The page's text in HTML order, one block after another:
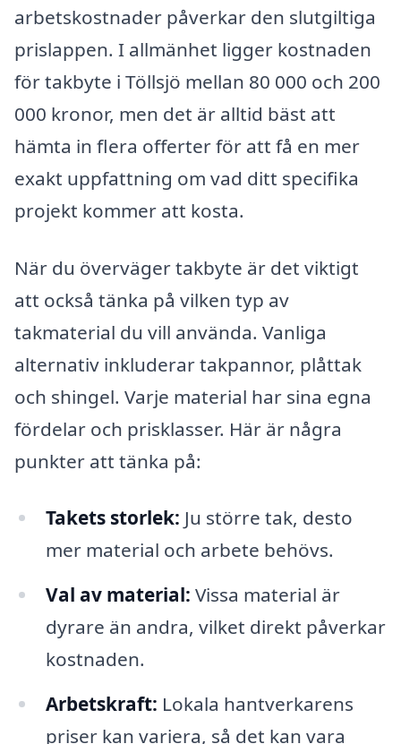
arbetskostnader påverkar den slutgiltiga
prislappen. I allmänhet ligger kostnaden
för takbyte i Töllsjö mellan 80 000 och 200
000 kronor, men det är alltid bäst att
hämta in flera offerter för att få en mer
exakt uppfattning om vad ditt specifika
projekt kommer att kosta.
När du överväger takbyte är det viktigt
att också tänka på vilken typ av
takmaterial du vill använda. Vanliga
alternativ inkluderar takpannor, plåttak
och shingel. Varje material har sina egna
fördelar och prisklasser. Här är några
punkter att tänka på:
Takets storlek: Ju större tak, desto
mer material och arbete behövs.
Val av material: Vissa material är
dyrare än andra, vilket direkt påverkar
kostnaden.
Arbetskraft: Lokala hantverkarens
priser kan variera, så det kan vara